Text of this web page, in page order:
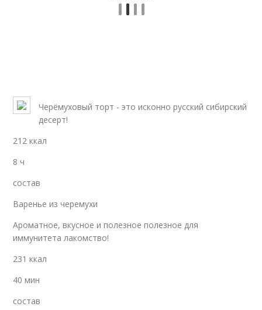
Черёмуховый торт - это исконно русский сибирский
десерт!
212 ккал
8 ч
состав
Варенье из черемухи
Ароматное, вкусное и полезное полезное для
иммунитета лакомство!
231 ккал
40 мин
состав